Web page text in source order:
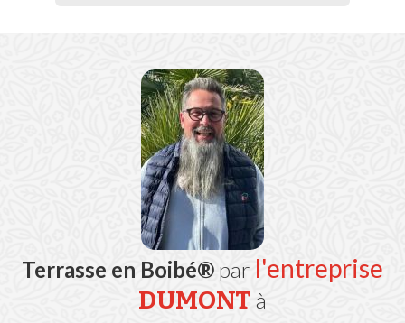
Terrasse en Boibé® par l'entreprise
DUMONT à